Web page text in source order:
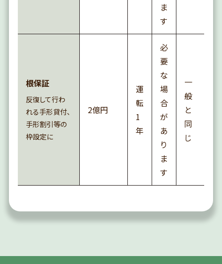
ま
す
根保証
反復して行わ
れる手形貸付、
手形割引等の
枠設定に
2億円
運
転
1
年
必
要
な
場
合
が
あ
り
ま
す
一
般
と
同
じ